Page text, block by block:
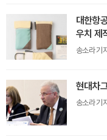
대한항
우치 제
송소라 기
현대차
송소라 기